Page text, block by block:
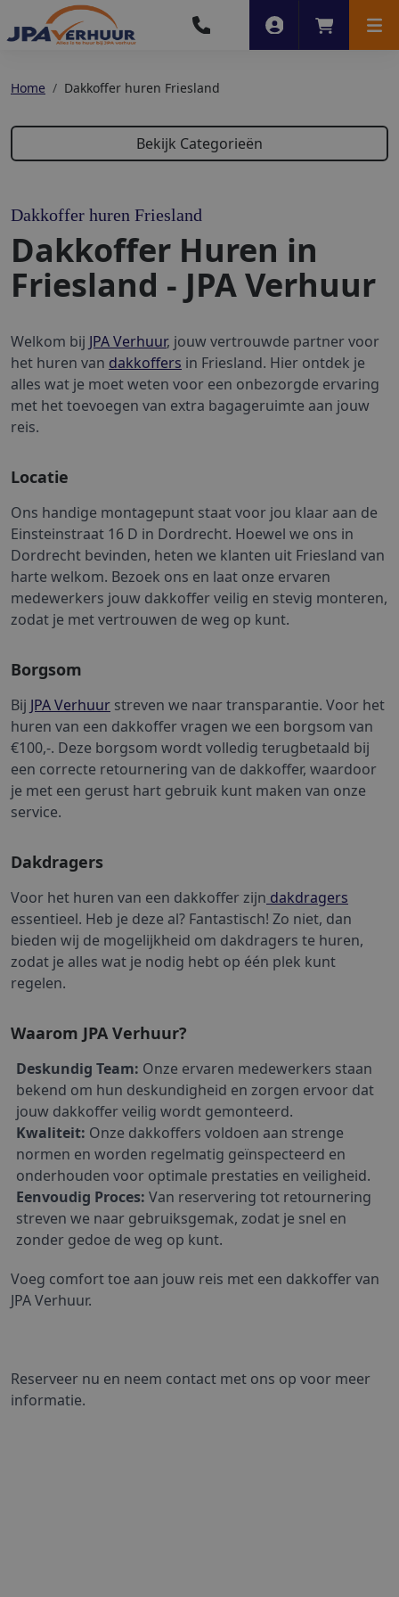
Account
Home Dakkoffer huren Friesland
Bekijk Categorieën
Dakkoffer huren Friesland
Dakkoffer Huren in
Friesland - JPA Verhuur
Welkom bij JPA Verhuur, jouw vertrouwde partner voor
het huren van dakkoffers in Friesland. Hier ontdek je
alles wat je moet weten voor een onbezorgde ervaring
met het toevoegen van extra bagageruimte aan jouw
reis.
Locatie
Ons handige montagepunt staat voor jou klaar aan de
Einsteinstraat 16 D in Dordrecht. Hoewel we ons in
Dordrecht bevinden, heten we klanten uit Friesland van
harte welkom. Bezoek ons en laat onze ervaren
medewerkers jouw dakkoffer veilig en stevig monteren,
zodat je met vertrouwen de weg op kunt.
Borgsom
Bij JPA Verhuur streven we naar transparantie. Voor het
huren van een dakkoffer vragen we een borgsom van
€100,-. Deze borgsom wordt volledig terugbetaald bij
een correcte retournering van de dakkoffer, waardoor
je met een gerust hart gebruik kunt maken van onze
service.
Dakdragers
Voor het huren van een dakkoffer zijn dakdragers
essentieel. Heb je deze al? Fantastisch! Zo niet, dan
bieden wij de mogelijkheid om dakdragers te huren,
zodat je alles wat je nodig hebt op één plek kunt
regelen.
Waarom JPA Verhuur?
Deskundig Team: Onze ervaren medewerkers staan
bekend om hun deskundigheid en zorgen ervoor dat
jouw dakkoffer veilig wordt gemonteerd.
Kwaliteit: Onze dakkoffers voldoen aan strenge
normen en worden regelmatig geïnspecteerd en
onderhouden voor optimale prestaties en veiligheid.
Eenvoudig Proces: Van reservering tot retournering
streven we naar gebruiksgemak, zodat je snel en
zonder gedoe de weg op kunt.
Voeg comfort toe aan jouw reis met een dakkoffer van
JPA Verhuur.
Reserveer nu en neem contact met ons op voor meer
informatie.